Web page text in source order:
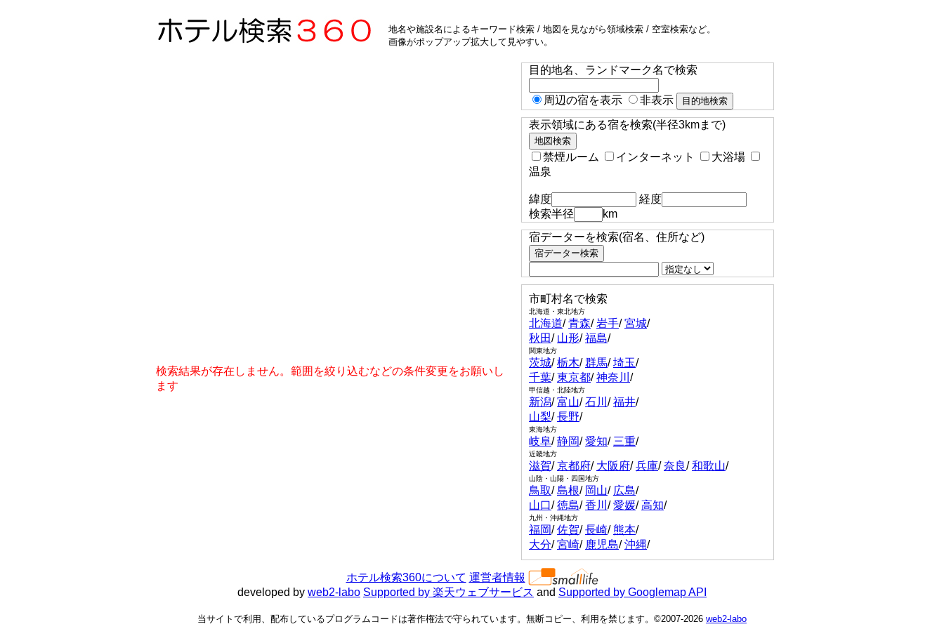
地名や施設名によるキーワード検索 / 地図を見ながら領域検索 / 空室検索など。
画像がポップアップ拡大して見やすい。
検索結果が存在しません。範囲を絞り込むなどの条件変更をお願いし
ます
目的地名、ランドマーク名で検索
周辺の宿を表示 非表示
表示領域にある宿を検索(半径3kmまで)
禁煙ルーム インターネット
大浴場
温泉
緯度
経度
検索半径
km
宿データーを検索(宿名、住所など)
市町村名で検索
北海道・東北地方
北海道/青森/岩手/宮城/
秋田/ 山形/福島/
関東地方
茨城/栃木/群馬/埼玉/
千葉/東京都/神奈川 /
甲信越・北陸地方
新潟/富山/石川 /福井/
山梨/長野/
東海地方
岐阜/静岡/愛知/ 三重/
近畿地方
滋賀/京都府/ 大阪府/兵庫/奈良/和歌山/
山陰・山陽・四国地方
鳥取/島根/ 岡山/ 広島/
山口/徳島/香川 /愛媛/高知/
九州・沖縄地方
福岡/佐賀/長崎/熊本/
大分/宮崎/ 鹿児島/沖縄/
ホテル検索360について 運営者情報
developed by web2-labo Supported by 楽天ウェブサービス and Supported by Googlemap API
当サイトで利用、配布しているプログラムコードは著作権法で守られています。無断コピー、利用を禁じます。©2007-2026 web2-labo